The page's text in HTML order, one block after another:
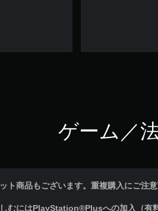
ゲーム／
ト商品もございます。重複購入にご注意
むにはPlayStation®Plusへの加入（有